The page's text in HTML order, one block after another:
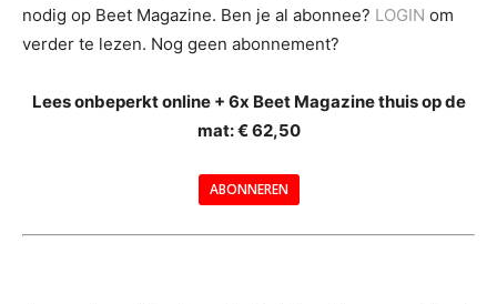
nodig op Beet Magazine. Ben je al abonnee? LOGIN om
verder te lezen. Nog geen abonnement?
Lees onbeperkt online + 6x Beet Magazine thuis op de
mat: € 62,50
ABONNEREN